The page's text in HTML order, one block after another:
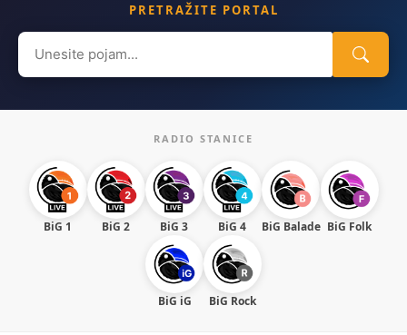
PRETRAŽITE PORTAL
Search
for:
RADIO STANICE
BiG 1 BiG 2 BiG 3 BiG 4 BiG Balade BiG Folk
BiG iG BiG Rock